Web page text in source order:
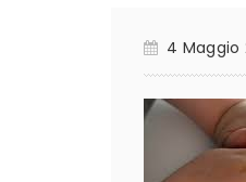
4 Maggio